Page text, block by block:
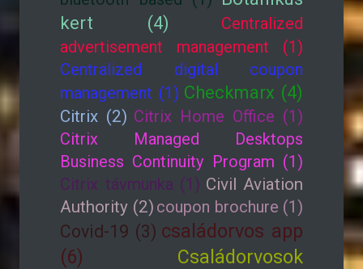
kert (4)
Centralized
advertisement management (1)
Centralized digital coupon
management (1) Checkmarx (4)
Citrix (2) Citrix Home Office (1)
Citrix Managed Desktops
Business Continuity Program (1)
Citrix távmunka (1) Civil Aviation
Authority (2) coupon brochure (1)
Covid-19 (3) családorvos app
(6)
Családorvosok